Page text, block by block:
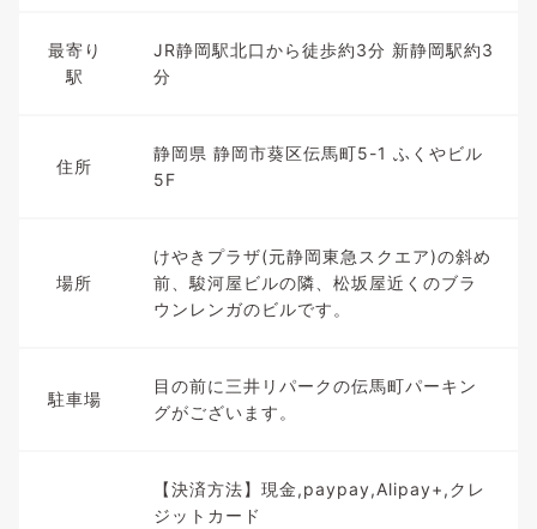
最寄り
駅
JR静岡駅北口から徒歩約3分 新静岡駅約3
分
住所
静岡県 静岡市葵区伝馬町5-1 ふくやビル
5F
場所
けやきプラザ(元静岡東急スクエア)の斜め
前、駿河屋ビルの隣、松坂屋近くのブラ
ウンレンガのビルです。
駐車場
目の前に三井リパークの伝馬町パーキン
グがございます。
【決済方法】現金,paypay,Alipay+,クレ
ジットカード